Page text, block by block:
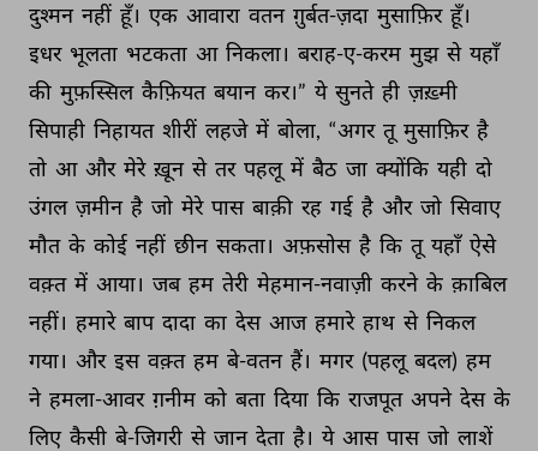
दुश्मन नहीं हूँ। एक आवारा वतन ग़ुर्बत-ज़दा मुसाफ़िर हूँ।
इधर भूलता भटकता आ निकला। बराह-ए-करम मुझ से यहाँ
की मुफ़स्सिल कैफ़ियत बयान कर।” ये सुनते ही ज़ख़्मी
सिपाही निहायत शीरीं लहजे में बोला, “अगर तू मुसाफ़िर है
तो आ और मेरे ख़ून से तर पहलू में बैठ जा क्योंकि यही दो
उंगल ज़मीन है जो मेरे पास बाक़ी रह गई है और जो सिवाए
मौत के कोई नहीं छीन सकता। अफ़सोस है कि तू यहाँ ऐसे
वक़्त में आया। जब हम तेरी मेहमान-नवाज़ी करने के क़ाबिल
नहीं। हमारे बाप दादा का देस आज हमारे हाथ से निकल
गया। और इस वक़्त हम बे-वतन हैं। मगर (पहलू बदल) हम
ने हमला-आवर ग़नीम को बता दिया कि राजपूत अपने देस के
लिए कैसी बे-जिगरी से जान देता है। ये आस पास जो लाशें